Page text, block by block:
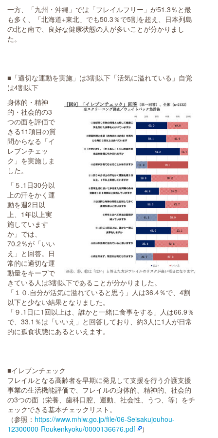
一方、「九州・沖縄」では「フレイルフリー」が51.3％と最
も多く、「北海道+東北」でも50.3％で5割を超え、日本列島
の北と南で、良好な健康状態の人が多いことが分かりまし
た。
■「適切な運動を実施」は3割以下「活気に溢れている」自覚
は4割以下
身体的・精神
的・社会的の3
つの面を評価で
きる11項目の質
問からなる「イ
レブンチェッ
ク」を実施しま
した。
「５.1日30分以
上の汗をかく運
動を週2日以
上、1年以上実
施しています
か」では、
70.2％が「いい
え」と回答。日
常的に適切な運
動量をキープで
きている人は3割以下であることが分かりました。
「１０.自分が活気に溢れていると思う」人は36.4％で、4割
以下と少ない結果となりました。
「９.1日に1回以上は、誰かと一緒に食事をする」人は66.9％
で、33.1％は「いいえ」と回答しており、約3人に1人が日常
的に孤食状態にあるといえます。
■イレブンチェック
フレイルとなる高齢者を早期に発見して支援を行う介護支援
事業の生活機能評価で、フレイルの身体的、精神的、社会的
の3つの面（栄養、歯科口腔、運動、社会性、うつ、等）をチ
ェックできる基本チェックリスト。
（参照： https://www.mhlw.go.jp/file/06-Seisakujouhou-
12300000-Roukenkyoku/0000136676.pdf
）